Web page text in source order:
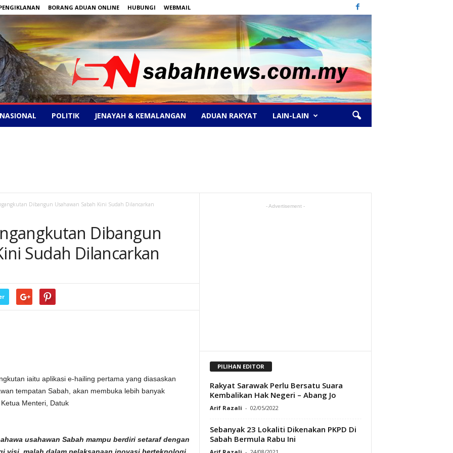
BORANG ADUAN ONLINE HUBUNGI WEBMAIL
POLITIK JENAYAH & KEMALANGAN ADUAN RAKYAT LAIN-LAIN
Dibangun Usahawan Sabah Kini Sudah Dilancarkan
Dibangun
Sudah Dilancarkan
iaitu aplikasi e-hailing pertama yang diasaskan
tempatan Sabah, akan membuka lebih banyak
Menteri, Datuk
usahawan Sabah mampu berdiri setaraf dengan
- Advertisement -
PILIHAN EDITOR
Rakyat Sarawak Perlu Bersatu Suara
Kembalikan Hak Negeri – Abang Jo
Arif Razali - 02/05/2022
Sebanyak 23 Lokaliti Dikenakan PKPD Di
Sabah Bermula Rabu Ini